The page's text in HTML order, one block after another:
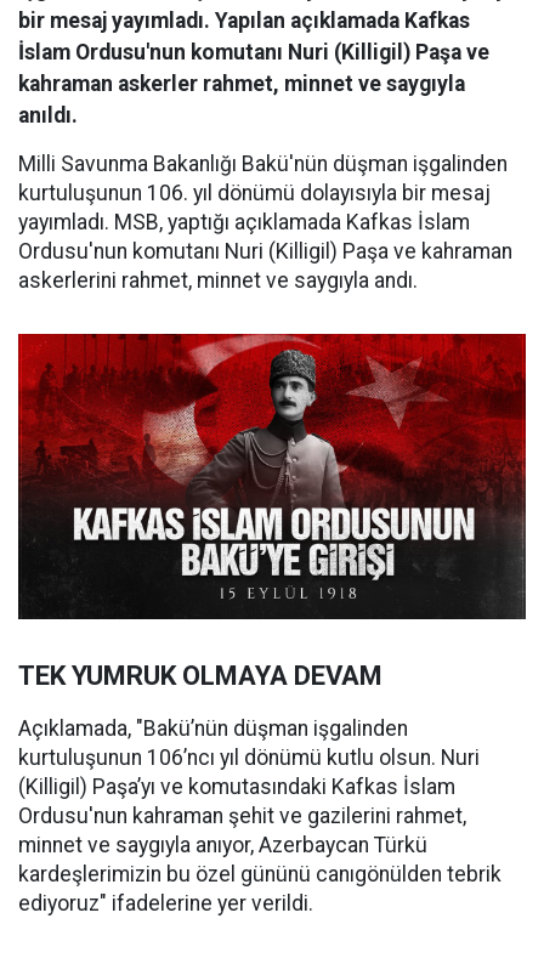
bir mesaj yayımladı. Yapılan açıklamada Kafkas
İslam Ordusu'nun komutanı Nuri (Killigil) Paşa ve
kahraman askerler rahmet, minnet ve saygıyla
anıldı.
Milli Savunma Bakanlığı Bakü'nün düşman işgalinden
kurtuluşunun 106. yıl dönümü dolayısıyla bir mesaj
yayımladı. MSB, yaptığı açıklamada Kafkas İslam
Ordusu'nun komutanı Nuri (Killigil) Paşa ve kahraman
askerlerini rahmet, minnet ve saygıyla andı.
TEK YUMRUK OLMAYA DEVAM
Açıklamada, "Bakü’nün düşman işgalinden
kurtuluşunun 106’ncı yıl dönümü kutlu olsun. Nuri
(Killigil) Paşa’yı ve komutasındaki Kafkas İslam
Ordusu'nun kahraman şehit ve gazilerini rahmet,
minnet ve saygıyla anıyor, Azerbaycan Türkü
kardeşlerimizin bu özel gününü canıgönülden tebrik
ediyoruz" ifadelerine yer verildi.